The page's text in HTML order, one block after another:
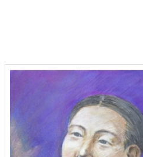
구성열 바르바라 (1776?~1816년)